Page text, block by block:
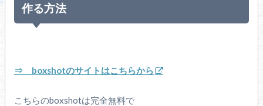
作る方法
⇒ boxshotのサイトはこちらから
こちらのboxshotは完全無料で